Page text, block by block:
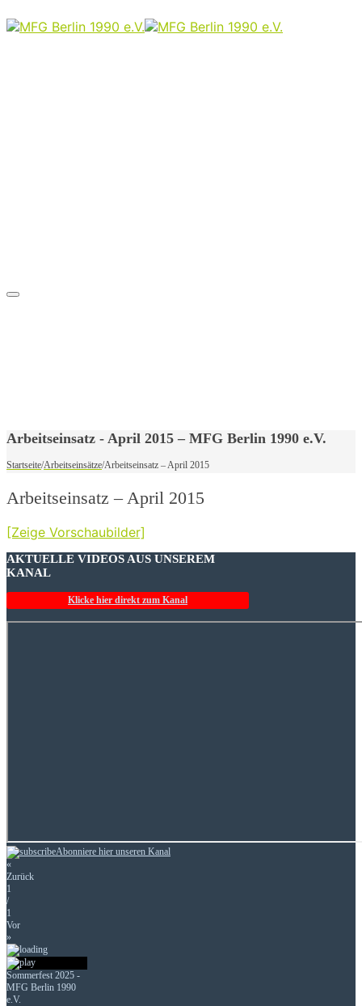
Arbeitseinsatz - April 2015 – MFG Berlin 1990 e.V.
Startseite/Arbeitseinsätze/Arbeitseinsatz – April 2015
Arbeitseinsatz – April 2015
[Zeige Vorschaubilder]
AKTUELLE VIDEOS AUS UNSEREM
KANAL
Klicke hier direkt zum Kanal
Abonniere hier unseren Kanal
«
Zurück
1
/
1
Vor
»
Sommerfest 2025 -
MFG Berlin 1990
e.V.